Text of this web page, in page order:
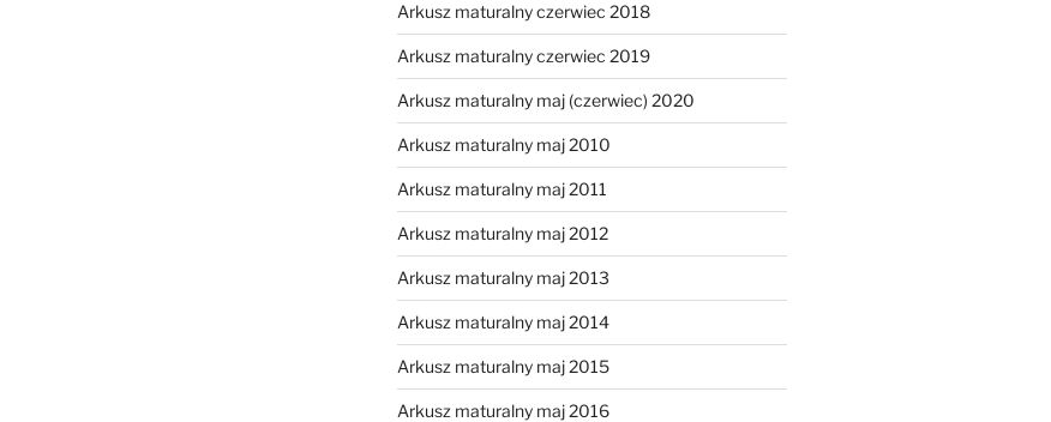
Arkusz maturalny czerwiec 2018
Arkusz maturalny czerwiec 2019
Arkusz maturalny maj (czerwiec) 2020
Arkusz maturalny maj 2010
Arkusz maturalny maj 2011
Arkusz maturalny maj 2012
Arkusz maturalny maj 2013
Arkusz maturalny maj 2014
Arkusz maturalny maj 2015
Arkusz maturalny maj 2016